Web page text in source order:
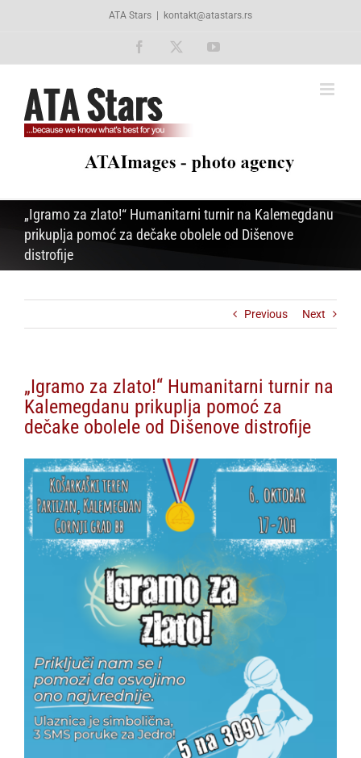
ATA Stars kontakt@atastars.rs
Facebook YouTube
„Igramo za zlato!“ Humanitarni turnir na Kalemegdanu
prikuplja pomoć za dečake obolele od Dišenove
distrofije
Previous Next
„Igramo za zlato!“ Humanitarni turnir na
Kalemegdanu prikuplja pomoć za
dečake obolele od Dišenove distrofije